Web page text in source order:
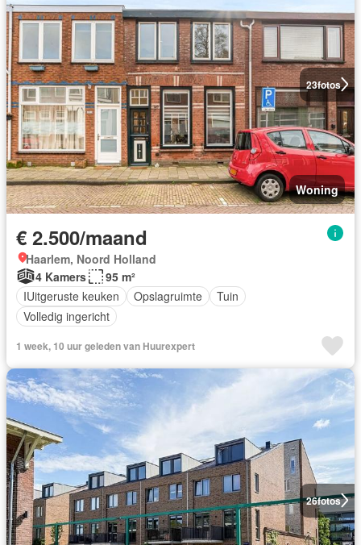
23fotos
Woning
€ 2.500/maand
Haarlem, Noord Holland
4 Kamers
95 m²
IUitgeruste keuken
Opslagruimte
Tuin
Volledig ingericht
1 week, 10 uur geleden van Huurexpert
26fotos